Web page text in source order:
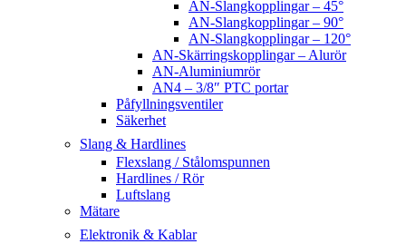
AN-Slangkopplingar – 45°
AN-Slangkopplingar – 90°
AN-Slangkopplingar – 120°
AN-Skärringskopplingar – Alurör
AN-Aluminiumrör
AN4 – 3/8″ PTC portar
Påfyllningsventiler
Säkerhet
Slang & Hardlines
Flexslang / Stålomspunnen
Hardlines / Rör
Luftslang
Mätare
Elektronik & Kablar